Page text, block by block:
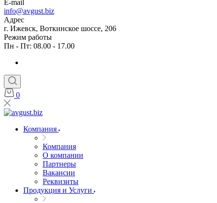
E-mail
info@avgust.biz
Адрес
г. Ижевск, Воткинское шоссе, 206
Режим работы
Пн - Пт: 08.00 - 17.00
0
Компания
Компания
О компании
Партнеры
Вакансии
Реквизиты
Продукция и Услуги